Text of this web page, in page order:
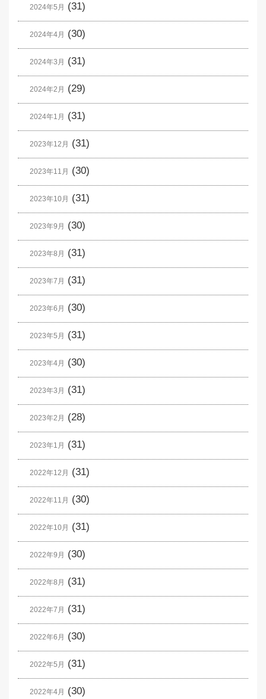
2024年5月 (31)
2024年4月 (30)
2024年3月 (31)
2024年2月 (29)
2024年1月 (31)
2023年12月 (31)
2023年11月 (30)
2023年10月 (31)
2023年9月 (30)
2023年8月 (31)
2023年7月 (31)
2023年6月 (30)
2023年5月 (31)
2023年4月 (30)
2023年3月 (31)
2023年2月 (28)
2023年1月 (31)
2022年12月 (31)
2022年11月 (30)
2022年10月 (31)
2022年9月 (30)
2022年8月 (31)
2022年7月 (31)
2022年6月 (30)
2022年5月 (31)
2022年4月 (30)